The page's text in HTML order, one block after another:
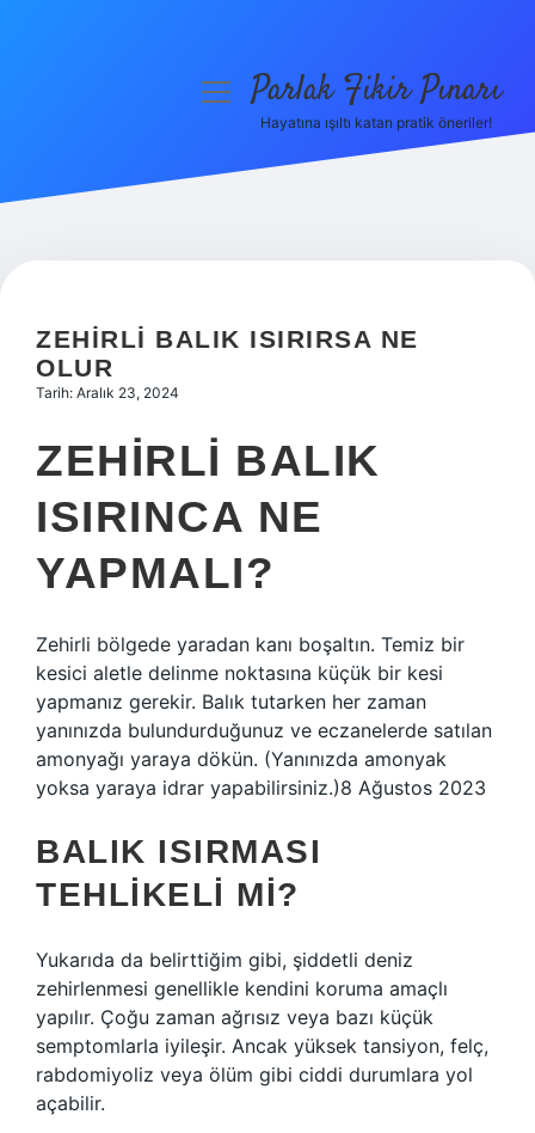
Hakkımızda
menüyüParlak Fikir Pınarı
Hayatına ışıltı katan pratik öneriler!
ZEHIRLI BALIK ISIRIRSA NE
OLUR
Tarih: Aralık 23, 2024
ZEHIRLI BALIK
ISIRINCA NE
YAPMALI?
Zehirli bölgede yaradan kanı boşaltın. Temiz bir
kesici aletle delinme noktasına küçük bir kesi
yapmanız gerekir. Balık tutarken her zaman
yanınızda bulundurduğunuz ve eczanelerde satılan
amonyağı yaraya dökün. (Yanınızda amonyak
yoksa yaraya idrar yapabilirsiniz.)8 Ağustos 2023
BALIK ISIRMASI
TEHLIKELI MI?
Yukarıda da belirttiğim gibi, şiddetli deniz
zehirlenmesi genellikle kendini koruma amaçlı
yapılır. Çoğu zaman ağrısız veya bazı küçük
semptomlarla iyileşir. Ancak yüksek tansiyon, felç,
rabdomiyoliz veya ölüm gibi ciddi durumlara yol
açabilir.